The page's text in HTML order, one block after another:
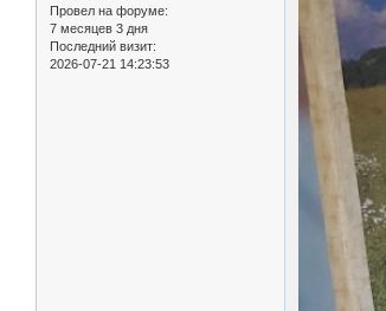
Провел на форуме:
7 месяцев 3 дня
Последний визит:
2026-07-21 14:23:53